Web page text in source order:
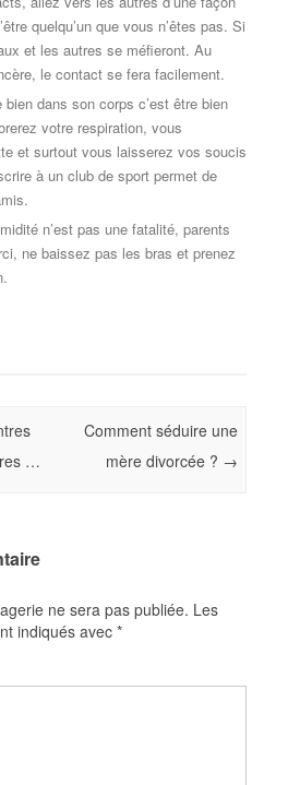
quelqu’un que vous n’êtes pas. Si
et les autres se méfieront. Au
le contact se fera facilement.
dans son corps c’est être bien
votre respiration, vous
et surtout vous laisserez vos soucis
à un club de sport permet de
n’est pas une fatalité, parents
ne baissez pas les bras et prenez
…
Comment séduire une
mère divorcée ? →
ne sera pas publiée. Les
indiqués avec*